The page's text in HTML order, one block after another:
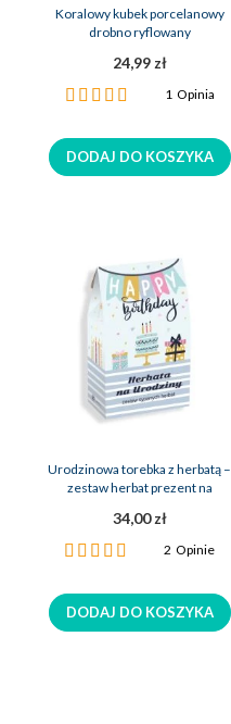
Koralowy kubek porcelanowy
drobno ryflowany
24,99 zł
Ocena:
1 Opinia
DODAJ DO KOSZYKA
Urodzinowa torebka z herbatą –
zestaw herbat prezent na
34,00 zł
Ocena:
2Opinie
DODAJ DO KOSZYKA